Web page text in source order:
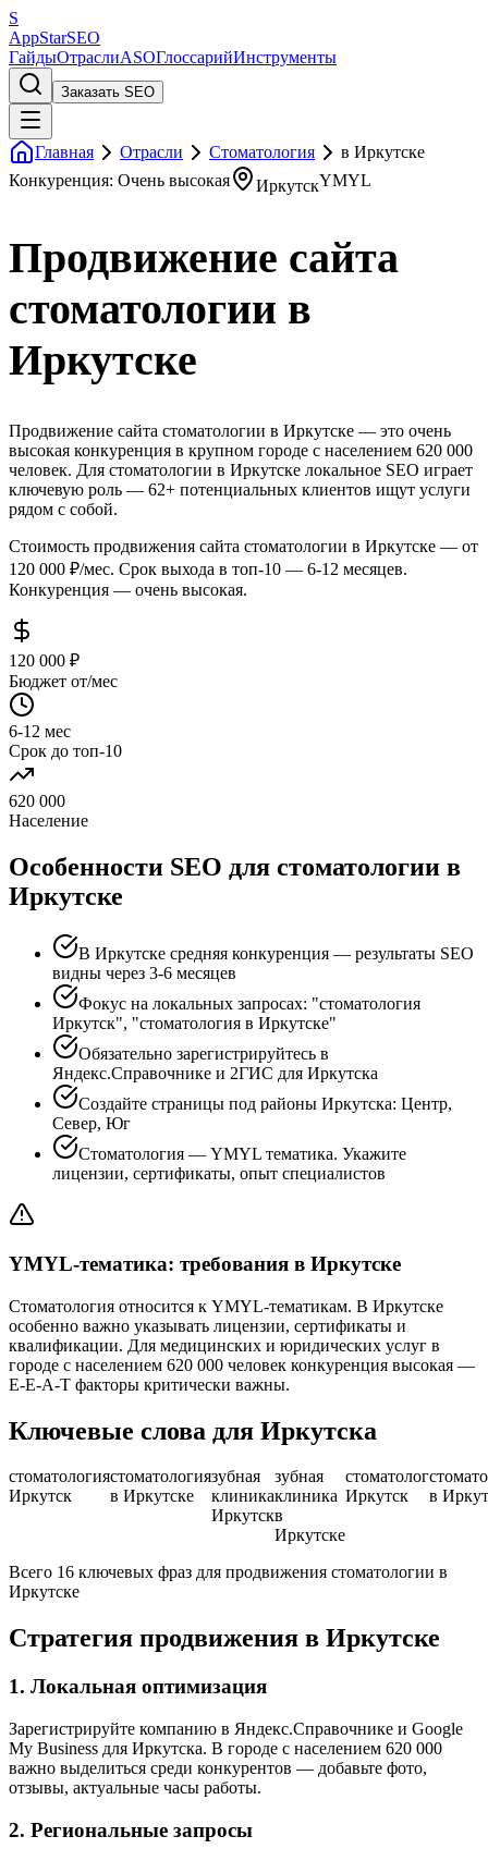
S
AppStarSEO
ГайдыОтраслиASOГлоссарийИнструменты
Заказать SEO
Главная Отрасли Стоматология
в Иркутске
Конкуренция: Очень высокая
ИркутскYMYL
Продвижение сайта
стоматологии в
Иркутске
Продвижение сайта стоматологии в Иркутске — это очень
высокая конкуренция в крупном городе с населением 620 000
человек. Для стоматологии в Иркутске локальное SEO играет
ключевую роль — 62+ потенциальных клиентов ищут услуги
рядом с собой.
Стоимость продвижения сайта стоматологии в Иркутске — от
120 000 ₽/мес. Срок выхода в топ-10 — 6-12 месяцев.
Конкуренция — очень высокая.
120 000 ₽
Бюджет от/мес
6-12 мес
Срок до топ-10
620 000
Население
Особенности SEO для стоматологии в
Иркутске
В Иркутске средняя конкуренция — результаты SEO
видны через 3-6 месяцев
Фокус на локальных запросах: "стоматология
Иркутск", "стоматология в Иркутске"
Обязательно зарегистрируйтесь в
Яндекс.Справочнике и 2ГИС для Иркутска
Создайте страницы под районы Иркутска: Центр,
Север, Юг
Стоматология — YMYL тематика. Укажите
лицензии, сертификаты, опыт специалистов
YMYL-тематика: требования в Иркутске
Стоматология относится к YMYL-тематикам. В Иркутске
особенно важно указывать лицензии, сертификаты и
квалификации. Для медицинских и юридических услуг в
городе с населением 620 000 человек конкуренция высокая —
E-E-A-T факторы критически важны.
Ключевые слова для Иркутска
стоматология
Иркутск
стоматология
в Иркутске
зубная
клиника
Иркутск
зубная
клиника
в
Иркутске
стоматолог
Иркутск
в
Всего 16 ключевых фраз для продвижения стоматологии в
Иркутске
Стратегия продвижения в Иркутске
1. Локальная оптимизация
Зарегистрируйте компанию в Яндекс.Справочнике и Google
My Business для Иркутска. В городе с населением 620 000
важно выделиться среди конкурентов — добавьте фото,
отзывы, актуальные часы работы.
2. Региональные запросы